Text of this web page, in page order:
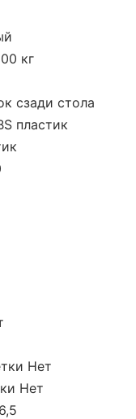
кг
сзади стола
пластик
Нет
Нет